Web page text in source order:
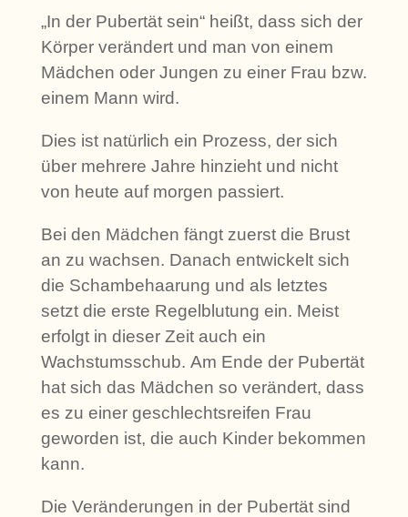
„In der Pubertät sein“ heißt, dass sich der
Körper verändert und man von einem
Mädchen oder Jungen zu einer Frau bzw.
einem Mann wird.
Dies ist natürlich ein Prozess, der sich
über mehrere Jahre hinzieht und nicht
von heute auf morgen passiert.
Bei den Mädchen fängt zuerst die Brust
an zu wachsen. Danach entwickelt sich
die Schambehaarung und als letztes
setzt die erste Regelblutung ein. Meist
erfolgt in dieser Zeit auch ein
Wachstumsschub. Am Ende der Pubertät
hat sich das Mädchen so verändert, dass
es zu einer geschlechtsreifen Frau
geworden ist, die auch Kinder bekommen
kann.
Die Veränderungen in der Pubertät sind